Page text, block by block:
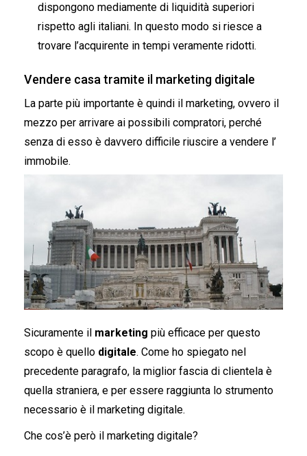
dispongono mediamente di liquidità superiori
rispetto agli italiani. In questo modo si riesce a
trovare l’acquirente in tempi veramente ridotti.
Vendere casa tramite il marketing digitale
La parte più importante è quindi il marketing, ovvero il
mezzo per arrivare ai possibili compratori, perché
senza di esso è davvero difficile riuscire a vendere l’
immobile.
Sicuramente il marketing più efficace per questo
scopo è quello digitale. Come ho spiegato nel
precedente paragrafo, la miglior fascia di clientela è
quella straniera, e per essere raggiunta lo strumento
necessario è il marketing digitale.
Che cos’è però il marketing digitale?